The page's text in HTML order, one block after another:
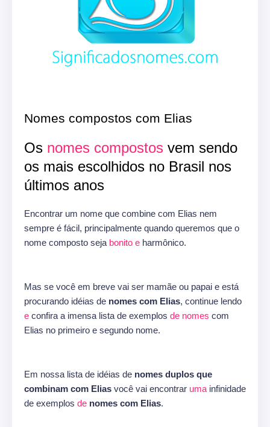
Nomes compostos com Elias
Os nomes compostos vem sendo
os mais escolhidos no Brasil nos
últimos anos
Encontrar um nome que combine com Elias nem
sempre é fácil, principalmente quando queremos que o
nome composto seja bonito e harmônico.
Mas se você em breve vai ser mamãe ou papai e está
procurando idéias de nomes com Elias, continue lendo
e confira a imensa lista de exemplos de nomes com
Elias no primeiro e segundo nome.
Em nossa lista de idéias de nomes duplos que
combinam com Elias você vai encontrar uma infinidade
de exemplos de nomes com Elias.